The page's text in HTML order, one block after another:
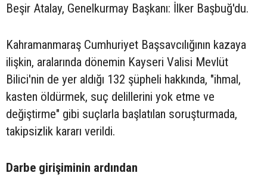
Beşir Atalay, Genelkurmay Başkanı: İlker Başbuğ'du.
Kahramanmaraş Cumhuriyet Başsavcılığının kazaya
ilişkin, aralarında dönemin Kayseri Valisi Mevlüt
Bilici'nin de yer aldığı 132 şüpheli hakkında, "ihmal,
kasten öldürmek, suç delillerini yok etme ve
değiştirme" gibi suçlarla başlatılan soruşturmada,
takipsizlik kararı verildi.
Darbe girişiminin ardından